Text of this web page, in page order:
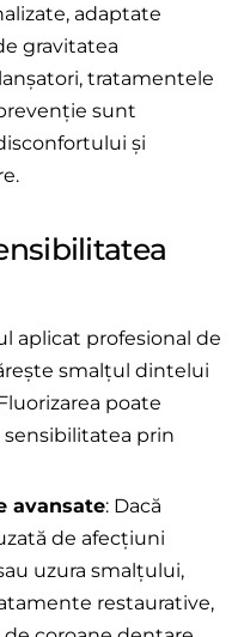
adaptate
gravitatea
tratamentele
sunt
și
aplicat profesional de
smalțul dintelui
poate
prin
avansate: Dacă
de afecțiuni
uzura smalțului,
restaurative,